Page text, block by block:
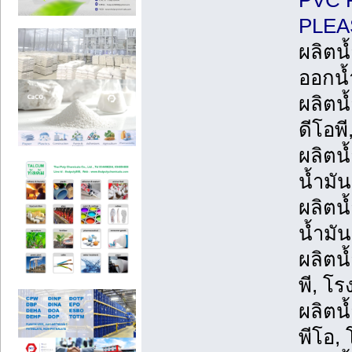
ผลิต
ออก
ผลิต
ดีโอ
ผลิต
น้ำมั
ผลิตน้
น้ำมัน
ผลิต
พี, โ
ผลิต
พีโอ,